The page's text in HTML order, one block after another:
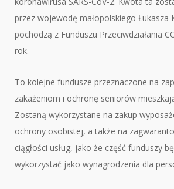
przez wojewodę małopolskiego Łukasza
pochodzą z Funduszu Przeciwdziałania
rok.
To kolejne fundusze przeznaczone na
zakażeniom i ochronę seniorów
Zostaną wykorzystane na zakup
ochrony osobistej, a także na
ciągłości usług, jako że część funduszy
wykorzystać jako wynagrodzenia dla